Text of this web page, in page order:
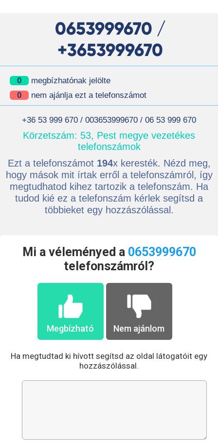
0653999670 /
+3653999670
0
megbízhatónak jelölte
0
nem ajánlja ezt a telefonszámot
+36 53 999 670 / 003653999670 / 06 53 999 670
Körzetszám: 53, Pest megye vezetékes
telefonszámok
Ezt a telefonszámot 194x keresték. Nézd meg,
hogy mások mit írtak erről a telefonszámról, így
megtudhatod kihez tartozik a telefonszám. Ha
tudod kié ez a telefonszám kérlek segítsd a
többieket egy hozzászólással.
Mi a véleményed a 0653999670
telefonszámról?
Megbízható Nem ajánlom
Ha megtudtad ki hívott segítsd az oldal látogatóit egy
hozzászólással.